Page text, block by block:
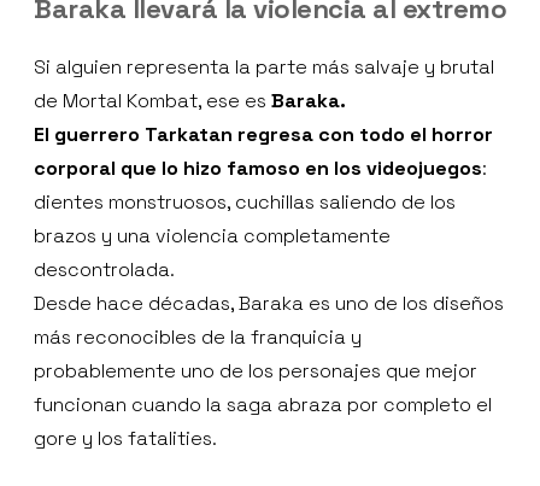
Baraka llevará la violencia al extremo
Si alguien representa la parte más salvaje y brutal
de Mortal Kombat, ese es Baraka.
El guerrero Tarkatan regresa con todo el horror
corporal que lo hizo famoso en los videojuegos:
dientes monstruosos, cuchillas saliendo de los
brazos y una violencia completamente
descontrolada.
Desde hace décadas, Baraka es uno de los diseños
más reconocibles de la franquicia y
probablemente uno de los personajes que mejor
funcionan cuando la saga abraza por completo el
gore y los fatalities.